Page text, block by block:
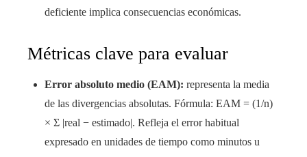
deficiente implica consecuencias económicas.
Métricas clave para evaluar
Error absoluto medio (EAM): representa la media
de las divergencias absolutas. Fórmula: EAM = (1/n)
× Σ |real − estimado|. Refleja el error habitual
expresado en unidades de tiempo como minutos u